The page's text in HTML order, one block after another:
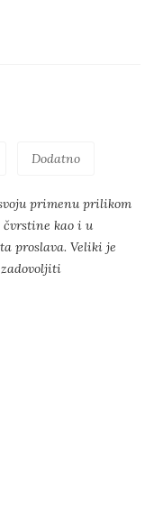
Dodatno
primenu prilikom
čvrstine kao i u
proslava. Veliki je
zadovoljiti